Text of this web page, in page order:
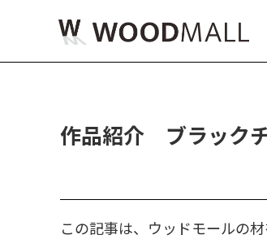
作品紹介 ブラック
この記事は、ウッドモールの